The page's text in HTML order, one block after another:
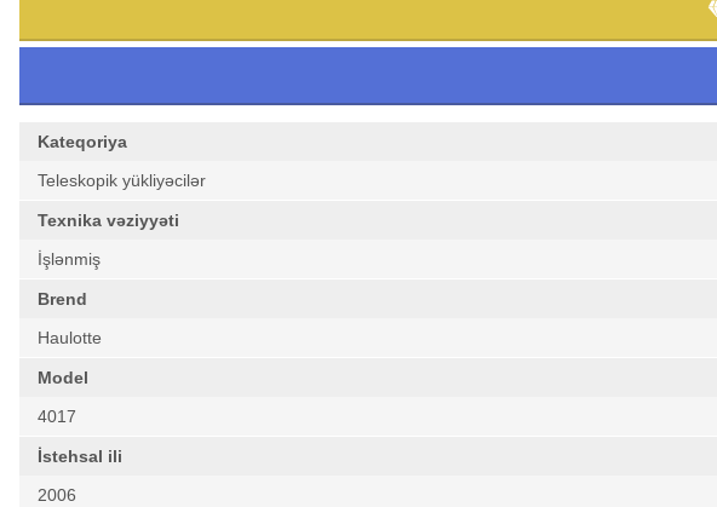
Kateqoriya
Teleskopik yükliyəcilər
Texnika vəziyyəti
İşlənmiş
Brend
Haulotte
Model
4017
İstehsal ili
2006